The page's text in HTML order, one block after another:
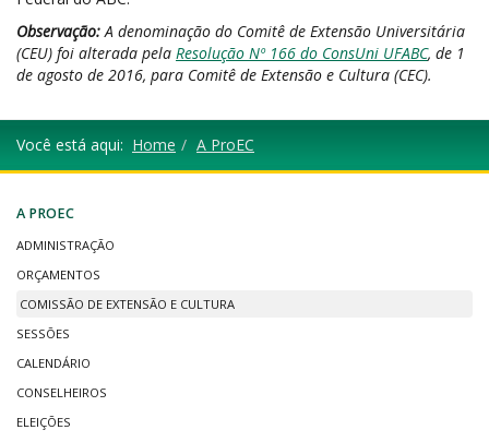
Observação:A denominação do Comitê de Extensão Universitária
(CEU) foi alterada pela Resolução Nº 166 do ConsUni UFABC, de 1
de agosto de 2016, para Comitê de Extensão e Cultura (CEC).
Você está aqui: Home A ProEC
A PROEC
ADMINISTRAÇÃO
ORÇAMENTOS
COMISSÃO DE EXTENSÃO E CULTURA
SESSÕES
CALENDÁRIO
CONSELHEIROS
ELEIÇÕES